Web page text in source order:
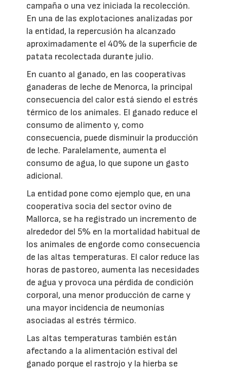
campaña o una vez iniciada la recolección.
En una de las explotaciones analizadas por
la entidad, la repercusión ha alcanzado
aproximadamente el 40% de la superficie de
patata recolectada durante julio.
En cuanto al ganado, en las cooperativas
ganaderas de leche de Menorca, la principal
consecuencia del calor está siendo el estrés
térmico de los animales. El ganado reduce el
consumo de alimento y, como
consecuencia, puede disminuir la producción
de leche. Paralelamente, aumenta el
consumo de agua, lo que supone un gasto
adicional.
La entidad pone como ejemplo que, en una
cooperativa socia del sector ovino de
Mallorca, se ha registrado un incremento de
alrededor del 5% en la mortalidad habitual de
los animales de engorde como consecuencia
de las altas temperaturas. El calor reduce las
horas de pastoreo, aumenta las necesidades
de agua y provoca una pérdida de condición
corporal, una menor producción de carne y
una mayor incidencia de neumonías
asociadas al estrés térmico.
Las altas temperaturas también están
afectando a la alimentación estival del
ganado porque el rastrojo y la hierba se